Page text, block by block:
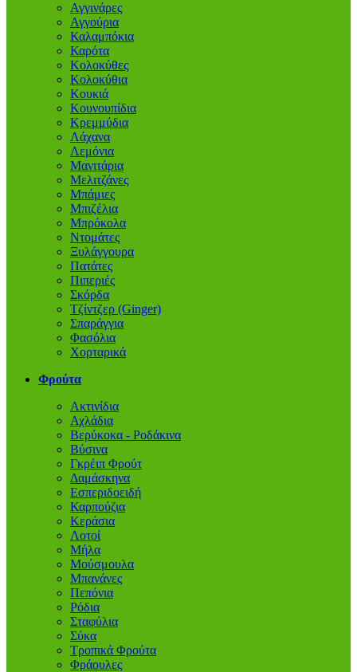
Αγγινάρες
Αγγούρια
Καλαμπόκια
Καρότα
Κολοκύθες
Κολοκύθια
Κουκιά
Κουνουπίδια
Κρεμμύδια
Λάχανα
Λεμόνια
Μανιτάρια
Μελιτζάνες
Μπάμιες
Μπιζέλια
Μπρόκολα
Ντομάτες
Ξυλάγγουρα
Πατάτες
Πιπεριές
Σκόρδα
Τζίντζερ (Ginger)
Σπαράγγια
Φασόλια
Χορταρικά
Φρούτα
Ακτινίδια
Αχλάδια
Βερύκοκα - Ροδάκινα
Βύσινα
Γκρέιπ Φρούτ
Δαμάσκηνα
Εσπεριδοειδή
Καρπούζια
Κεράσια
Λοτοί
Μήλα
Μούσμουλα
Μπανάνες
Πεπόνια
Ρόδια
Σταφύλια
Σύκα
Τροπικά Φρούτα
Φράουλες